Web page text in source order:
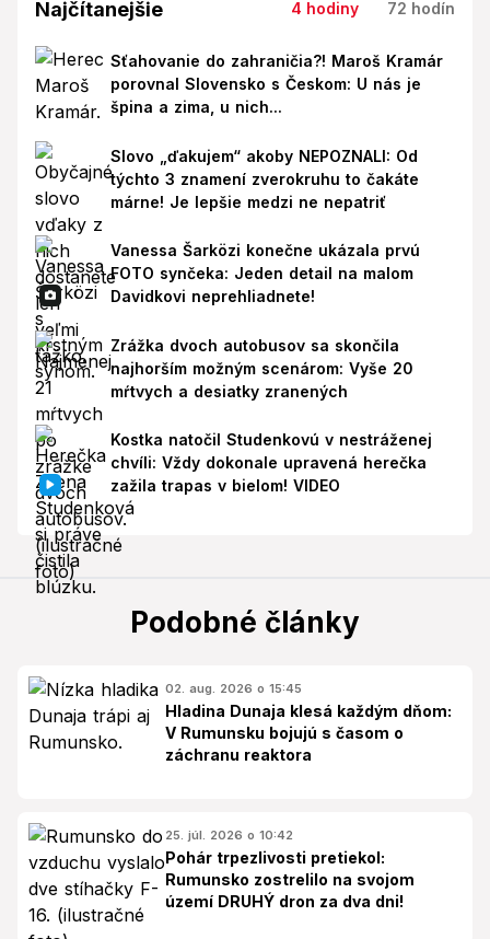
Najčítanejšie 4 hodiny 72 hodín
Sťahovanie do zahraničia?! Maroš Kramár
porovnal Slovensko s Českom: U nás je
špina a zima, u nich...
Slovo „ďakujem“ akoby NEPOZNALI: Od
týchto 3 znamení zverokruhu to čakáte
márne! Je lepšie medzi ne nepatriť
Vanessa Šarközi konečne ukázala prvú
FOTO synčeka: Jeden detail na malom
Davidkovi neprehliadnete!
Zrážka dvoch autobusov sa skončila
najhorším možným scenárom: Vyše 20
mŕtvych a desiatky zranených
Kostka natočil Studenkovú v nestráženej
chvíli: Vždy dokonale upravená herečka
zažila trapas v bielom! VIDEO
Podobné články
02. aug. 2026 o 15:45
Hladina Dunaja klesá každým dňom:
V Rumunsku bojujú s časom o
záchranu reaktora
25. júl. 2026 o 10:42
Pohár trpezlivosti pretiekol:
Rumunsko zostrelilo na svojom
území DRUHÝ dron za dva dni!